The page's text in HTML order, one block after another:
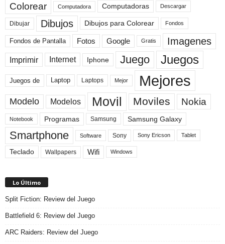
Colorear Computadora Computadoras Descargar
Dibujar Dibujos Dibujos para Colorear Fondos
Fondos de Pantalla Fotos Google Gratis Imagenes
Imprimir Internet Iphone Juego Juegos
Juegos de Laptop Laptops Mejor Mejores
Modelo Modelos Movil Moviles Nokia
Notebook Programas Samsung Samsung Galaxy
Smartphone Software Sony Sony Ericson Tablet
Teclado Wallpapers Wifi Windows
Lo Último
Split Fiction: Review del Juego
Battlefield 6: Review del Juego
ARC Raiders: Review del Juego